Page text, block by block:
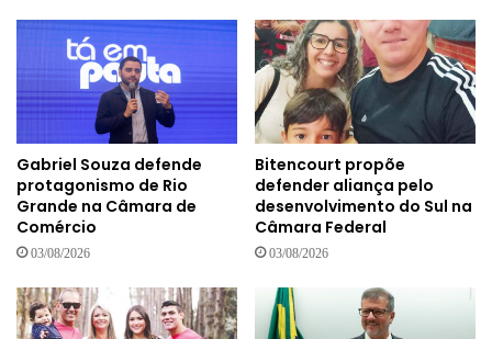
Gabriel Souza defende
protagonismo de Rio
Grande na Câmara de
Comércio
03/08/2026
Bitencourt propõe
defender aliança pelo
desenvolvimento do Sul na
Câmara Federal
03/08/2026